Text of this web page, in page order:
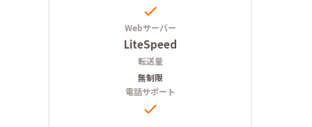

Webサーバー
LiteSpeed
転送量
無制限
電話サポート
